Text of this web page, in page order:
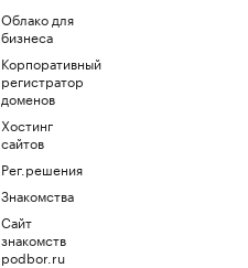
Облако для
бизнеса
Корпоративный
регистратор
доменов
Хостинг
сайтов
Рег.решения
Знакомства
Сайт
знакомств
podbor.ru